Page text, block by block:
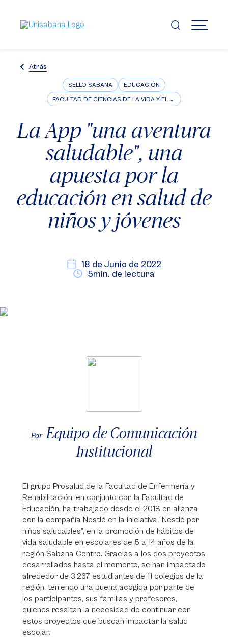
contenido
principal
MENÚ
Atrás
SELLO SABANA EDUCACIÓN
FACULTAD DE CIENCIAS DE LA VIDA Y EL BIENESTAR
La App "una aventura
saludable", una
apuesta por la
educación en salud de
niños y jóvenes
18 de Junio de 2022
5min. de lectura
Por Equipo de Comunicación
Institucional
El grupo Prosalud de la Facultad de Enfermería y
Rehabilitación, en conjunto con la Facultad de
Educación, ha trabajado desde el 2018 en alianza
con la compañía Nestlé en la iniciativa “Nestlé por
niños saludables”, en la promoción de hábitos de
vida saludable en escolares de 5 a 14 años de la
región Sabana Centro. Gracias a los dos proyectos
desarrollados hasta el momento, se han impactado
alrededor de 3.267 estudiantes de 11 colegios de la
región, teniendo una buena acogida por parte de
los participantes, sus familias y profesores,
quienes resaltan la necesidad de continuar con
estos proyectos que buscan impactar la salud
escolar.